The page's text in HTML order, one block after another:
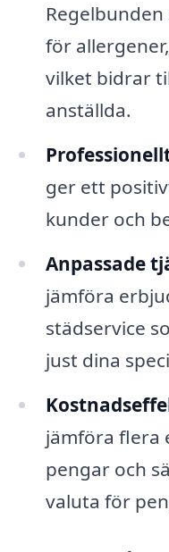
för
vilket bidrar
anställda.
ger ett
kunder och
Anpassade
jämföra
städservice
just dina
jämföra flera
pengar och
valuta för